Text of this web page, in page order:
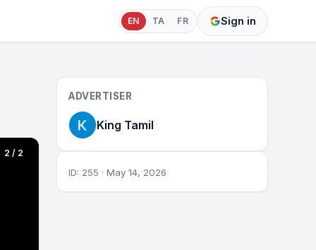
EN TA FR Sign in
2 / 2
ADVERTISER
King Tamil
ID: 255 · May 14, 2026